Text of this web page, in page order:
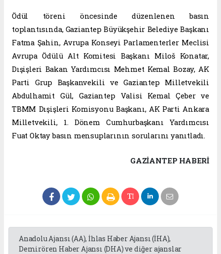
Ödül töreni öncesinde düzenlenen basın
toplantısında, Gaziantep Büyükşehir Belediye Başkanı
Fatma Şahin, Avrupa Konseyi Parlamenterler Meclisi
Avrupa Ödülü Alt Komitesi Başkanı Miloš Konatar,
Dışişleri Bakan Yardımcısı Mehmet Kemal Bozay, AK
Parti Grup Başkanvekili ve Gaziantep Milletvekili
Abdulhamit Gül, Gaziantep Valisi Kemal Çeber ve
TBMM Dışişleri Komisyonu Başkanı, AK Parti Ankara
Milletvekili, 1. Dönem Cumhurbaşkanı Yardımcısı
Fuat Oktay basın mensuplarının sorularını yanıtladı.
GAZIANTEP HABERİ
Anadolu Ajansı (AA), İhlas Haber Ajansı (İHA),
Demirören Haber Ajansı (DHA) ve diğer ajanslar